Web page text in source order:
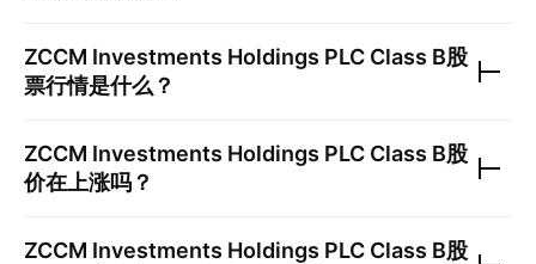
ZCCM Investments Holdings PLC Class B股
票行情是什么？
ZCCM Investments Holdings PLC Class B股
价在上涨吗？
ZCCM Investments Holdings PLC Class B股